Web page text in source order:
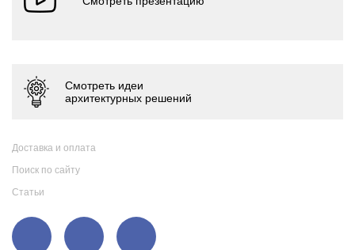
Доставка и оплата
Поиск по сайту
Статьи